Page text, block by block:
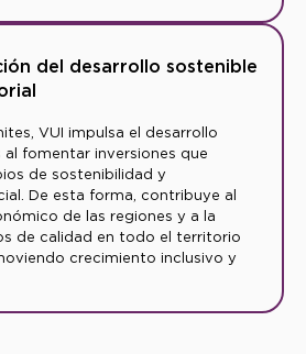
del desarrollo sostenible
VUI impulsa el desarrollo
fomentar inversiones que
de sostenibilidad y
De esta forma, contribuye al
de las regiones y a la
de calidad en todo el territorio
crecimiento inclusivo y